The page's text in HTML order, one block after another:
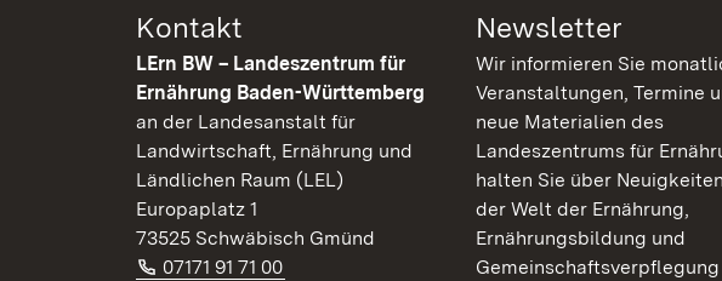
Kontakt
LErn BW – Landeszentrum für
Ernährung Baden-Württemberg
an der Landesanstalt für
Landwirtschaft, Ernährung und
Ländlichen Raum (LEL)
Europaplatz 1
73525 Schwäbisch Gmünd
Telefon:
07171 91 71 00 (Öffnet in neuem Fenster)
Newsletter
Wir informieren Sie
Veranstaltungen, Termine
neue Materialien des
Landeszentrums für
halten Sie über
der Welt der Ernährung,
Ernährungsbildung und